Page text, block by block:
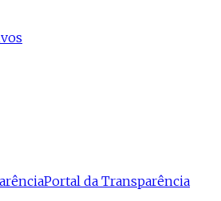
Portal da Transparência